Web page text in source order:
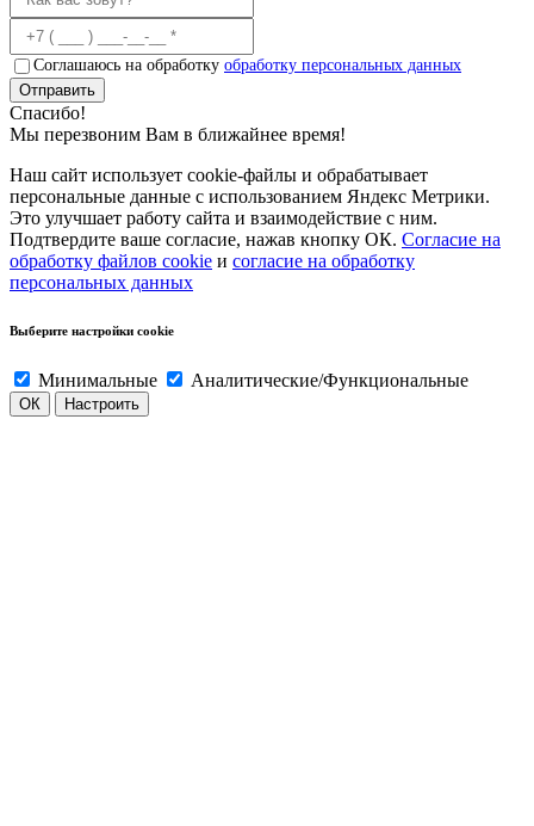
Соглашаюсь на обработку обработку персональных данных
Отправить
Спасибо!
Мы перезвоним Вам в ближайнее время!
Наш сайт использует cookie-файлы и обрабатывает
персональные данные с использованием Яндекс Метрики.
Это улучшает работу сайта и взаимодействие с ним.
Подтвердите ваше согласие, нажав кнопку ОК. Согласие на
обработку файлов cookie и согласие на обработку
персональных данных
Выберите настройки cookie
Минимальные Аналитические/Функциональные
ОК Настроить